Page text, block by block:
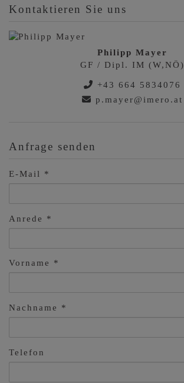
Kontaktieren Sie uns
Philipp Mayer
GF / Dipl. IM (W,NÖ)
+43 664 5834076
p.mayer@imero.at
Anfrage senden
E-Mail
Anrede
Vorname
Nachname
Telefon